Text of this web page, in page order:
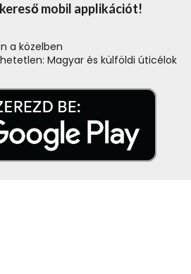
mobil applikációt!
a közelben
Magyar és külföldi úticélok